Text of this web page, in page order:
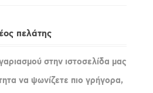
πελάτης
στην ιστοσελίδα μας
να ψωνίζετε πιο γρήγορα,